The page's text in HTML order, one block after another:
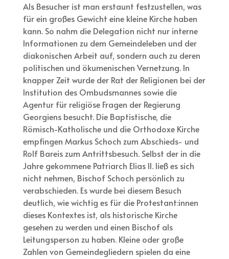
Als Besucher ist man erstaunt festzustellen, was
für ein großes Gewicht eine kleine Kirche haben
kann. So nahm die Delegation nicht nur interne
Informationen zu dem Gemeindeleben und der
diakonischen Arbeit auf, sondern auch zu deren
politischen und ökumenischen Vernetzung. In
knapper Zeit wurde der Rat der Religionen bei der
Institution des Ombudsmannes sowie die
Agentur für religiöse Fragen der Regierung
Georgiens besucht. Die Baptistische, die
Römisch-Katholische und die Orthodoxe Kirche
empfingen Markus Schoch zum Abschieds- und
Rolf Bareis zum Antrittsbesuch. Selbst der in die
Jahre gekommene Patriarch Elias II. ließ es sich
nicht nehmen, Bischof Schoch persönlich zu
verabschieden. Es wurde bei diesem Besuch
deutlich, wie wichtig es für die Protestant:innen
dieses Kontextes ist, als historische Kirche
gesehen zu werden und einen Bischof als
Leitungsperson zu haben. Kleine oder große
Zahlen von Gemeindegliedern spielen da eine